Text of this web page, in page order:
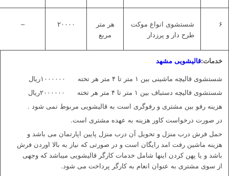
۶
شستشوی انواع موکت
طرح دار و پرزدار
هر متر
مربع
۲۰۰۰۰ –
خدمات:قالیشویی مشهد
شستشوی قالیچه ماشینی بین ۱ متر تا ۴ متر هر تخته ۱۰۰۰۰۰۰ریال
شستشوی قالیچه دستباف بین ۱ متر تا ۴ متر هر تخته ۲۰۰۰۰۰۰ریال
هزینه رفو بین مشتری و رفوگری است به قالیشویی مربوط نمی شود .
در صورت درخواست کاور هزینه به عهده مشتری است.
حمل فرش درب منزل و تحویل آن درب منزل پایین اپارتمان می باشد و
هزینه ماشین رفت امد رایگان است و در صورتی که نیاز به بالا اوردن فرش
باشد و یا پهن کردن اینها شامل خدمات کارگر قالیشویی میباشد که وجهی
از سوی مشتری به عنوان انعام به کارگر پرداخت می شود.